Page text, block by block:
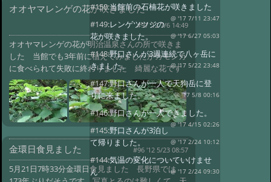
オオヤマレンゲの花が咲きました
#97 '12 7/6 14:49
オオヤマレンゲの花が明治温泉さんの所で咲きま
した 当館でも3年前に植えてみましたがカモシカ
に食べられて失敗に終わりました 綺麗な花です
金環日食見ました #96 '12 5/23 08:57
5月21日7時33分金環日食見ました 長野県では
#150:当館前の石楠花が咲きました
@ '17 7/11 23:47
#149:レンゲツツジの
花が咲きました。
@ '17 6/27 05:03
#148:野口さんが3週連続で八ヶ岳に
きました。
@ '17 5/22 23:48
#147:野口さんが一人で天狗岳に登
りに来ました。
@ '17 5/8 00:16
#146:野口さんが一人できました。
@ '17 4/15 02:26
#145:野口さんが3泊し
て帰りました。
@ '17 2/24 10:12
#144:気温の変化についていけませ
ん
@ '17 2/24 09:30